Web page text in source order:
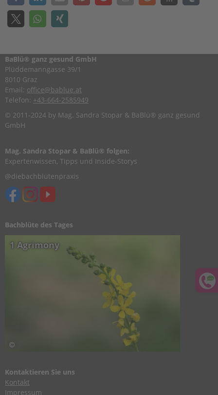
BaBlü® ganz gesund GmbH
Plüddemanngasse 39/1
8010 Graz
Email: office@bablue.at
Telefon: +43-664-2585949
© 2011-2024 by Mag. Sandra Stopar & BaBlü® ganz gesund
GmbH
Mag. Sandra Stopar & BaBlü® folgen:
Expertenwissen, Tipps und Inside-Storys
@diebachblütenpraxis
Bachblüte des Tages
1 Agrimony
Kontaktieren Sie uns
Kontakt
Impressum